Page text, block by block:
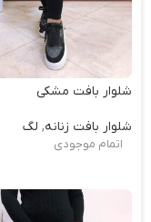
شلوار بافت مشکی
شلوار بافت زنانه, لگ
اتمام موجودی